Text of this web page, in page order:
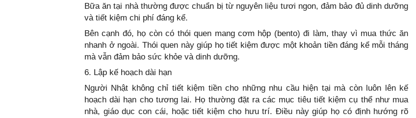
Bữa ăn tại nhà thường được chuẩn bị từ nguyên liệu tươi ngon, đảm bảo đủ dinh dưỡng
và tiết kiệm chi phí đáng kể.
Bên cạnh đó, họ còn có thói quen mang cơm hộp (bento) đi làm, thay vì mua thức ăn
nhanh ở ngoài. Thói quen này giúp họ tiết kiệm được một khoản tiền đáng kể mỗi tháng
mà vẫn đảm bảo sức khỏe và dinh dưỡng.
6. Lập kế hoạch dài hạn
Người Nhật không chỉ tiết kiệm tiền cho những nhu cầu hiện tại mà còn luôn lên kế
hoạch dài hạn cho tương lai. Họ thường đặt ra các mục tiêu tiết kiệm cụ thể như mua
nhà, giáo dục con cái, hoặc tiết kiệm cho hưu trí. Điều này giúp họ có định hướng rõ